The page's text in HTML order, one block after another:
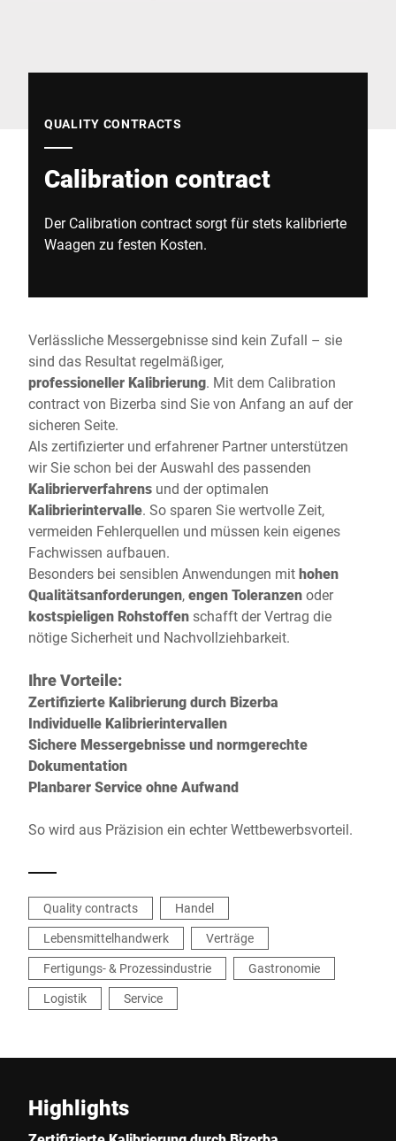
QUALITY CONTRACTS
Calibration contract
Der Calibration contract sorgt für stets kalibrierte
Waagen zu festen Kosten.
Verlässliche Messergebnisse sind kein Zufall – sie
sind das Resultat regelmäßiger,
professioneller Kalibrierung. Mit dem Calibration
contract von Bizerba sind Sie von Anfang an auf der
sicheren Seite.
Als zertifizierter und erfahrener Partner unterstützen
wir Sie schon bei der Auswahl des passenden
Kalibrierverfahrens und der optimalen
Kalibrierintervalle. So sparen Sie wertvolle Zeit,
vermeiden Fehlerquellen und müssen kein eigenes
Fachwissen aufbauen.
Besonders bei sensiblen Anwendungen mithohen
Qualitätsanforderungen,engen Toleranzenoder
kostspieligen Rohstoffen schafft der Vertrag die
nötige Sicherheit und Nachvollziehbarkeit.
Ihre Vorteile:
Zertifizierte Kalibrierung durch Bizerba
Individuelle Kalibrierintervallen
Sichere Messergebnisse und normgerechte
Dokumentation
Planbarer Service ohne Aufwand
So wird aus Präzision ein echter Wettbewerbsvorteil.
Quality contracts
Handel
Lebensmittelhandwerk
Verträge
Fertigungs- & Prozessindustrie
Gastronomie
Logistik
Service
Highlights